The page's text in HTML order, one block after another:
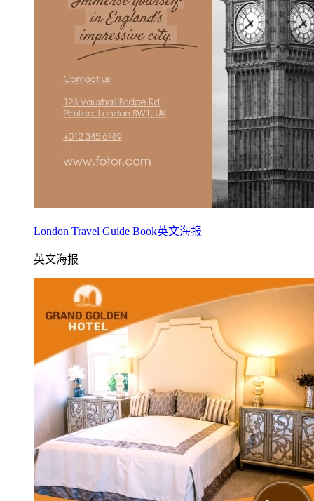
London Travel Guide Book英文海报
英文海报